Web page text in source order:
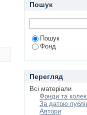
Пошук
Пошук
Фонд
Перегляд
Всі матеріали
Фонди та
За датою
Автори